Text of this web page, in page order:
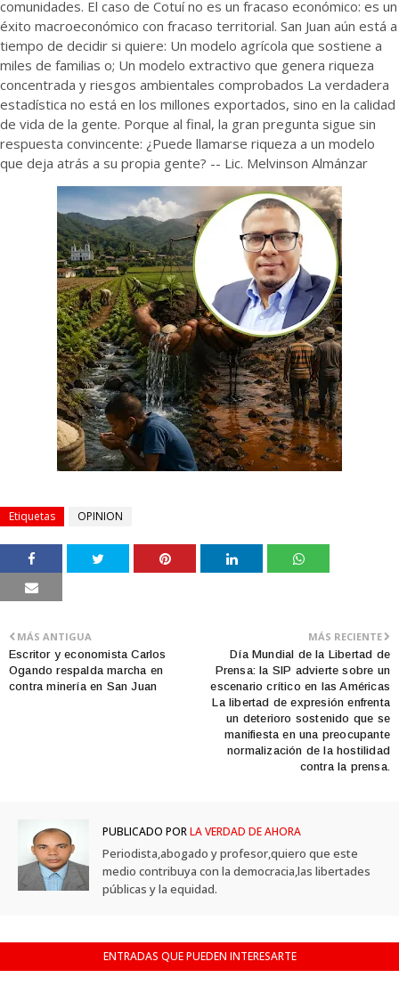
comunidades. El caso de Cotuí no es un fracaso económico: es un
éxito macroeconómico con fracaso territorial. San Juan aún está a
tiempo de decidir si quiere: Un modelo agrícola que sostiene a
miles de familias o; Un modelo extractivo que genera riqueza
concentrada y riesgos ambientales comprobados La verdadera
estadística no está en los millones exportados, sino en la calidad
de vida de la gente. Porque al final, la gran pregunta sigue sin
respuesta convincente: ¿Puede llamarse riqueza a un modelo
que deja atrás a su propia gente? -- Lic. Melvinson Almánzar
Etiquetas OPINION
MÁS RECIENTE
Día Mundial de la Libertad de
Prensa: la SIP advierte sobre un
escenario crítico en las Américas
La libertad de expresión enfrenta
un deterioro sostenido que se
manifiesta en una preocupante
normalización de la hostilidad
contra la prensa.
MÁS ANTIGUA
Escritor y economista Carlos
Ogando respalda marcha en
contra minería en San Juan
PUBLICADO PORLA VERDAD DE AHORA
Periodista,abogado y profesor,quiero que este
medio contribuya con la democracia,las libertades
públicas y la equidad.
ENTRADAS QUE PUEDEN INTERESARTE